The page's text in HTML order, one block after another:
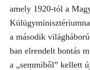
amely 1920-tól a
a második
ban elrendelt bontás
a „semmiből” kellett